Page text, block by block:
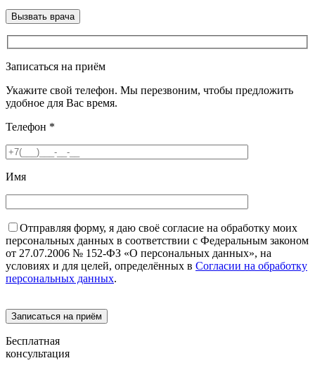
Записаться на приём
Укажите свой телефон. Мы перезвоним, чтобы предложить
удобное для Вас время.
Телефон *
Имя
Отправляя форму, я даю своё согласие на обработку моих
персональных данных в соответствии с Федеральным законом
от 27.07.2006 № 152-ФЗ «О персональных данных», на
условиях и для целей, определённых в Согласии на обработку
персональных данных.
Бесплатная
консультация